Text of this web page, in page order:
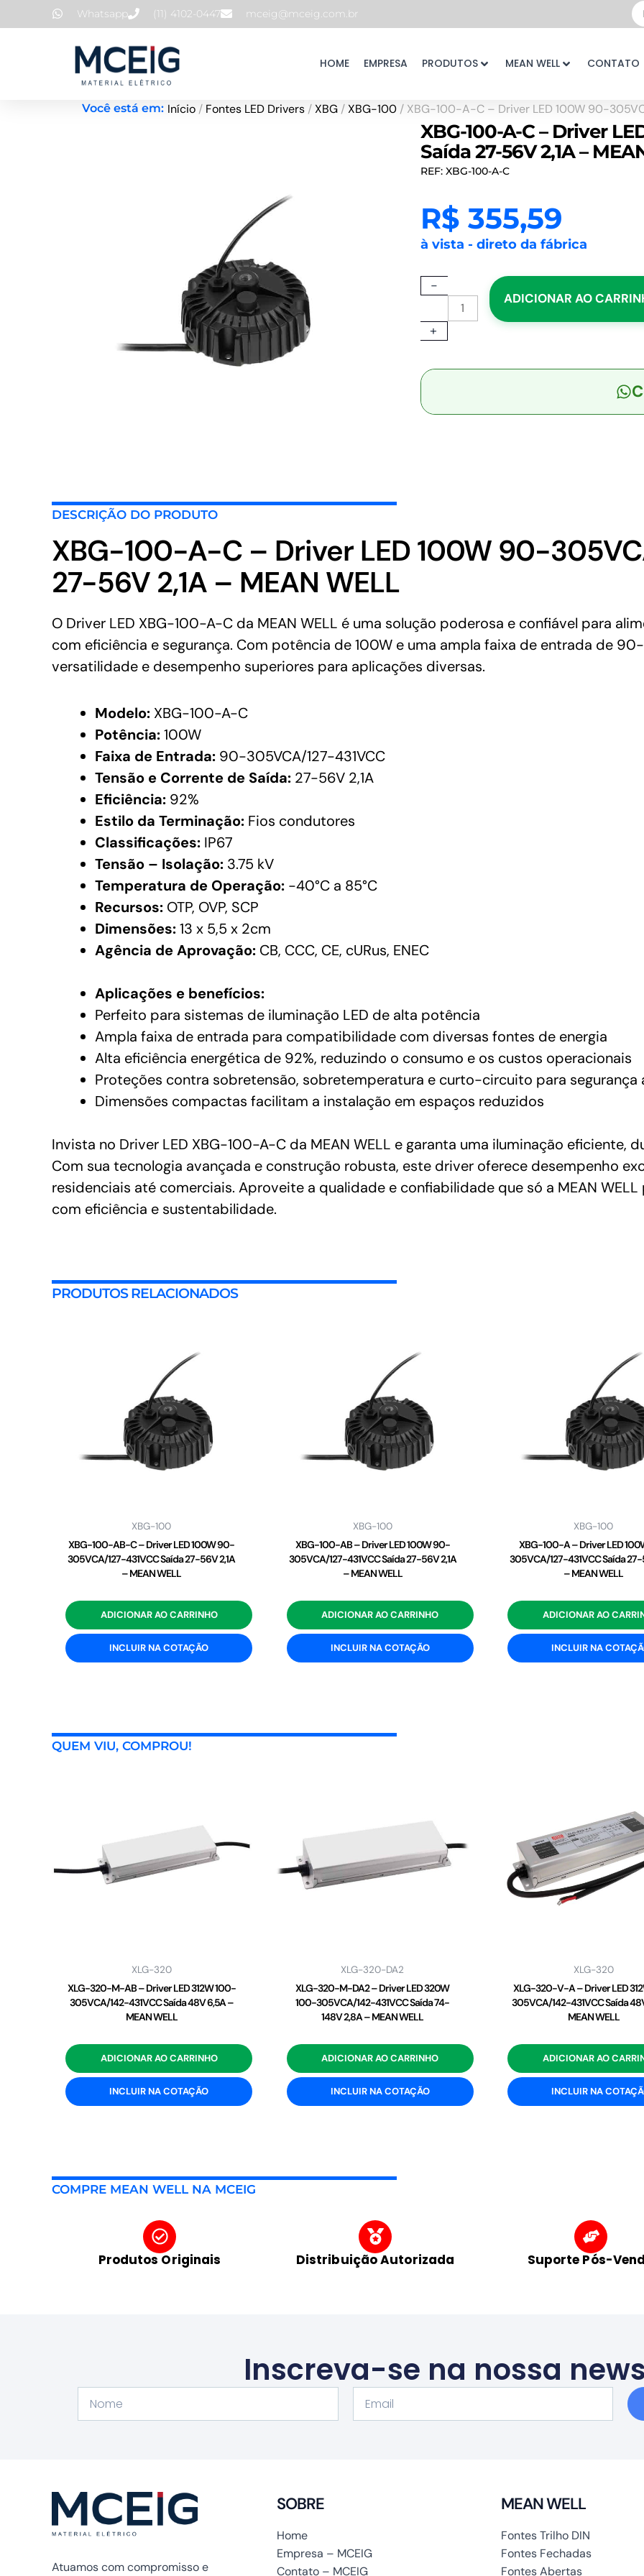
para
Whatsapp (11) 4102-0447 mceig@mceig.com.br
...
HOME EMPRESA PRODUTOS MEAN WELL CONTATO
Você está em: Início / Fontes LED Drivers /XBG /XBG-100 / XBG-100-A-C – Driver LED 100W 90-
XBG-100-A-C – Driver
Saída 27-56V 2,1A –
REF: XBG-100-A-C
R$ 355,59
à vista - direto da fábrica
-
XBG-
A-
C
Driver
100W
+
ADICIONAR AO
DESCRIÇÃO DO PRODUTO
XBG-100-A-C – Driver LED 100W 90-
27-56V 2,1A – MEAN WELL
O Driver LED XBG-100-A-C da MEAN WELL é uma solução poderosa e confiável para
com eficiência e segurança. Com potência de 100W e uma ampla faixa de entrada de
versatilidade e desempenho superiores para aplicações diversas.
Modelo: XBG-100-A-C
Potência:100W
Faixa de Entrada: 90-305VCA/127-431VCC
Tensão e Corrente de Saída: 27-56V 2,1A
Eficiência: 92%
Estilo da Terminação: Fios condutores
Classificações: IP67
Tensão – Isolação: 3.75 kV
Temperatura de Operação: -40°C a 85°C
Recursos: OTP, OVP, SCP
Dimensões:13 x 5,5 x 2cm
Agência de Aprovação: CB, CCC, CE, cURus, ENEC
Aplicações e benefícios:
Perfeito para sistemas de iluminação LED de alta potência
Ampla faixa de entrada para compatibilidade com diversas fontes de energia
Alta eficiência energética de 92%, reduzindo o consumo e os custos operacionais
Proteções contra sobretensão, sobretemperatura e curto-circuito para segurança
Dimensões compactas facilitam a instalação em espaços reduzidos
Invista no Driver LED XBG-100-A-C da MEAN WELL e garanta uma iluminação eficiente,
Com sua tecnologia avançada e construção robusta, este driver oferece desempenho
residenciais até comerciais. Aproveite a qualidade e confiabilidade que só a MEAN
com eficiência e sustentabilidade.
PRODUTOS RELACIONADOS
XBG-100
XBG-100-AB-C – Driver LED 100W 90-
305VCA/127-431VCC Saída 27-56V 2,1A
– MEAN WELL
ADICIONAR AO CARRINHO
INCLUIR NA COTAÇÃO
XBG-100
XBG-100-AB – Driver LED 100W 90-
305VCA/127-431VCC Saída 27-56V 2,1A
– MEAN WELL
ADICIONAR AO CARRINHO
INCLUIR NA COTAÇÃO
XBG-100
XBG-100-A – Driver LED
305VCA/127-431VCC Saída 27-
– MEAN WELL
ADICIONAR AO
INCLUIR NA
QUEM VIU, COMPROU!
XLG-320
XLG-320-M-AB – Driver LED 312W 100-
305VCA/142-431VCC Saída 48V 6,5A –
MEAN WELL
ADICIONAR AO CARRINHO
INCLUIR NA COTAÇÃO
XLG-320-DA2
XLG-320-M-DA2 – Driver LED 320W
100-305VCA/142-431VCC Saída 74-
148V 2,8A – MEAN WELL
ADICIONAR AO CARRINHO
INCLUIR NA COTAÇÃO
XLG-320
XLG-320-V-A – Driver LED
305VCA/142-431VCC Saída
MEAN WELL
ADICIONAR AO
INCLUIR NA
COMPRE MEAN WELL NA MCEIG
Produtos Originais Distribuição Autorizada Suporte Pós-
Inscreva-se na nossa
Atuamos com compromisso e
SOBRE
Home
Empresa – MCEIG
Contato – MCEIG
MEAN WELL
Fontes Trilho DIN
Fontes Fechadas
Fontes Abertas